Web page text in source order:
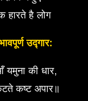
हारते है लोग
उद्गार:
यमुना की धार,
कष्ट अपार॥